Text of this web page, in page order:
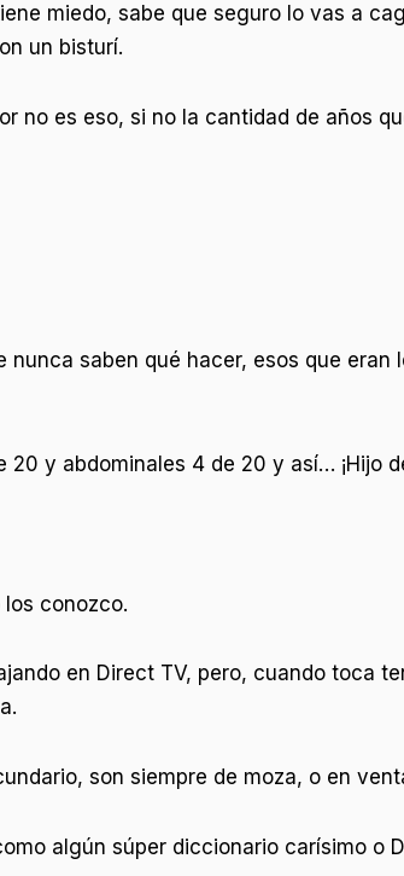
miedo, sabe que seguro lo vas a
un bisturí.
es eso, si no la cantidad de años
nunca saben qué hacer, esos que
y abdominales 4 de 20 y así… ¡Hijo
conozco.
en Direct TV, pero, cuando toca
son siempre de moza, o en
algún súper diccionario carísimo o